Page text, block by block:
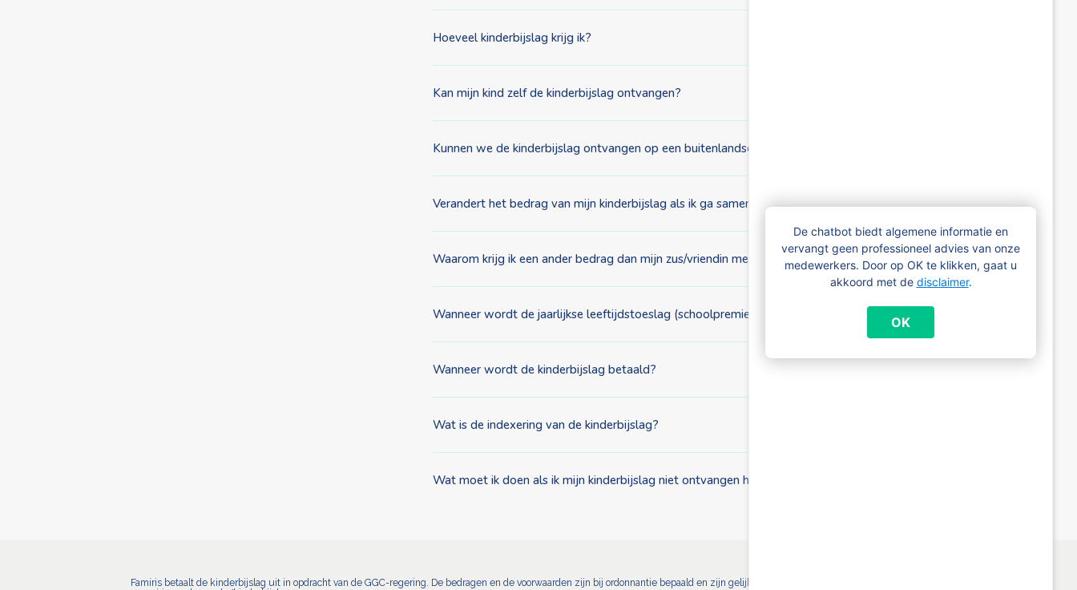
De chatbot biedt algemene informatie en
vervangt geen professioneel advies van onze
medewerkers. Door op OK te klikken, gaat u
akkoord met de disclaimer.
OK
Hoeveel kinderbijslag krijg ik?
Kan mijn kind zelf de kinderbijslag ontvangen?
Kunnen we de kinderbijslag ontvangen op een buitenlandse bankrekening?
Verandert het bedrag van mijn kinderbijslag als ik ga samenwonen?
Waarom krijg ik een ander bedrag dan mijn zus/vriendin met evenveel kinderen?
Wanneer wordt de jaarlijkse leeftijdstoeslag (schoolpremie) uitbetaald?
Wanneer wordt de kinderbijslag betaald?
Wat is de indexering van de kinderbijslag?
Wat moet ik doen als ik mijn kinderbijslag niet ontvangen heb?
Famiris betaalt de kinderbijslag uit in opdracht van de GGC-regering. De bedragen en de voorwaarden zijn bij ordonnantie bepaald en zijn gelijk voor alle Brusselse kinderbijslaginstellingen. Meer info: